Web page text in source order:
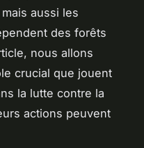
aussi les
des forêts
nous allons
crucial que jouent
la lutte contre la
actions peuvent